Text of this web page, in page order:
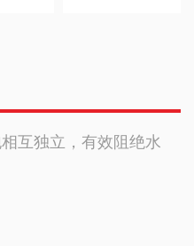
互独立，有效阻绝水